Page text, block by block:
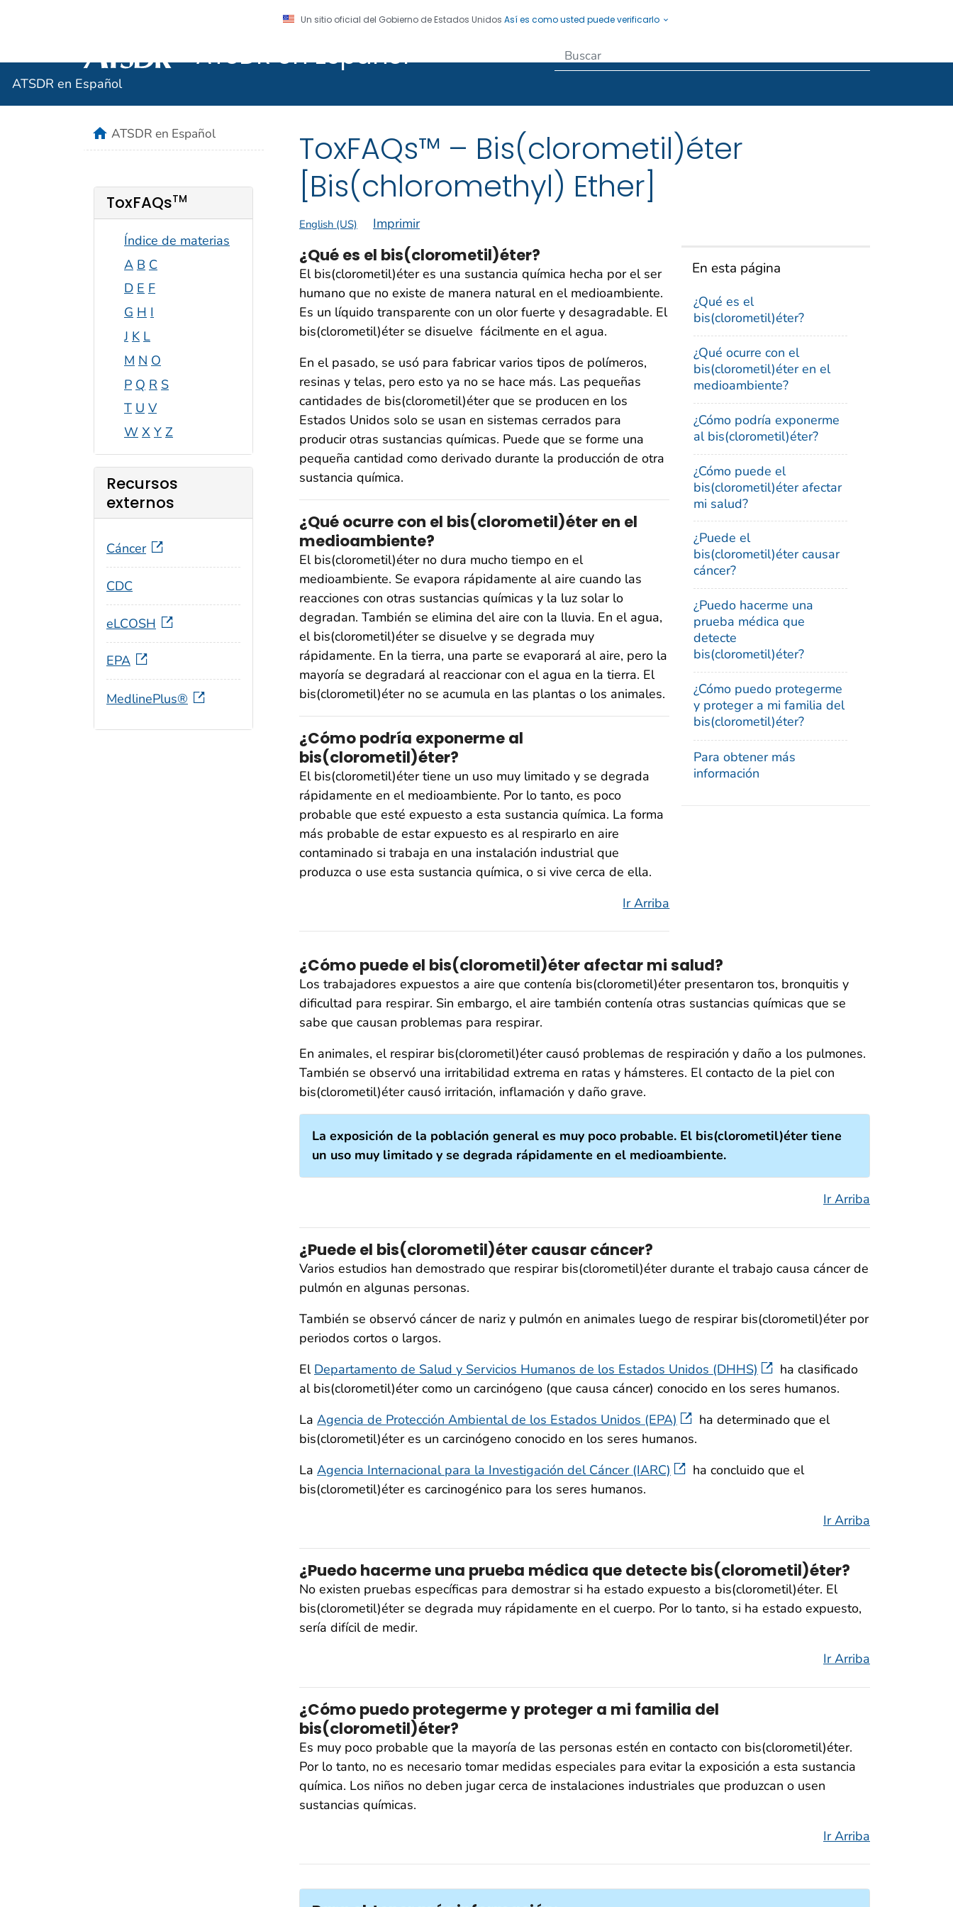
Un sitio oficial del Gobierno de Estados Unidos Así es como usted puede verificarlo
ATSDR en Español
ATSDR en Español
ToxFAQs™ – Bis(clorometil)éter
[Bis(chloromethyl) Ether]
English (US) Imprimir
En esta página
¿Qué es el
bis(clorometil)éter?
¿Qué ocurre con el
bis(clorometil)éter en el
medioambiente?
¿Cómo podría exponerme
al bis(clorometil)éter?
¿Cómo puede el
bis(clorometil)éter afectar
mi salud?
¿Puede el
bis(clorometil)éter causar
cáncer?
¿Puedo hacerme una
prueba médica que
detecte
bis(clorometil)éter?
¿Cómo puedo protegerme
y proteger a mi familia del
bis(clorometil)éter?
Para obtener más
información
¿Qué es el bis(clorometil)éter?
El bis(clorometil)éter es una sustancia química hecha por el ser
humano que no existe de manera natural en el medioambiente.
Es un líquido transparente con un olor fuerte y desagradable. El
bis(clorometil)éter se disuelve fácilmente en el agua.
En el pasado, se usó para fabricar varios tipos de polímeros,
resinas y telas, pero esto ya no se hace más. Las pequeñas
cantidades de bis(clorometil)éter que se producen en los
Estados Unidos solo se usan en sistemas cerrados para
producir otras sustancias químicas. Puede que se forme una
pequeña cantidad como derivado durante la producción de otra
sustancia química.
¿Qué ocurre con el bis(clorometil)éter en el
medioambiente?
El bis(clorometil)éter no dura mucho tiempo en el
medioambiente. Se evapora rápidamente al aire cuando las
reacciones con otras sustancias químicas y la luz solar lo
degradan. También se elimina del aire con la lluvia. En el agua,
el bis(clorometil)éter se disuelve y se degrada muy
rápidamente. En la tierra, una parte se evaporará al aire, pero la
mayoría se degradará al reaccionar con el agua en la tierra. El
bis(clorometil)éter no se acumula en las plantas o los animales.
¿Cómo podría exponerme al
bis(clorometil)éter?
El bis(clorometil)éter tiene un uso muy limitado y se degrada
rápidamente en el medioambiente. Por lo tanto, es poco
probable que esté expuesto a esta sustancia química. La forma
más probable de estar expuesto es al respirarlo en aire
contaminado si trabaja en una instalación industrial que
produzca o use esta sustancia química, o si vive cerca de ella.
Ir Arriba
¿Cómo puede el bis(clorometil)éter afectar mi salud?
Los trabajadores expuestos a aire que contenía bis(clorometil)éter presentaron tos, bronquitis y
dificultad para respirar. Sin embargo, el aire también contenía otras sustancias químicas que se
sabe que causan problemas para respirar.
En animales, el respirar bis(clorometil)éter causó problemas de respiración y daño a los pulmones.
También se observó una irritabilidad extrema en ratas y hámsteres. El contacto de la piel con
bis(clorometil)éter causó irritación, inflamación y daño grave.
La exposición de la población general es muy poco probable. El bis(clorometil)éter tiene
un uso muy limitado y se degrada rápidamente en el medioambiente.
Ir Arriba
¿Puede el bis(clorometil)éter causar cáncer?
Varios estudios han demostrado que respirar bis(clorometil)éter durante el trabajo causa cáncer de
pulmón en algunas personas.
También se observó cáncer de nariz y pulmón en animales luego de respirar bis(clorometil)éter por
periodos cortos o largos.
El Departamento de Salud y Servicios Humanos de los Estados Unidos (DHHS)
ha clasificado
al bis(clorometil)éter como un carcinógeno (que causa cáncer) conocido en los seres humanos.
La Agencia de Protección Ambiental de los Estados Unidos (EPA)
ha determinado que el
bis(clorometil)éter es un carcinógeno conocido en los seres humanos.
La Agencia Internacional para la Investigación del Cáncer (IARC)
ha concluido que el
bis(clorometil)éter es carcinogénico para los seres humanos.
Ir Arriba
¿Puedo hacerme una prueba médica que detecte bis(clorometil)éter?
No existen pruebas específicas para demostrar si ha estado expuesto a bis(clorometil)éter. El
bis(clorometil)éter se degrada muy rápidamente en el cuerpo. Por lo tanto, si ha estado expuesto,
sería difícil de medir.
Ir Arriba
¿Cómo puedo protegerme y proteger a mi familia del
bis(clorometil)éter?
Es muy poco probable que la mayoría de las personas estén en contacto con bis(clorometil)éter.
Por lo tanto, no es necesario tomar medidas especiales para evitar la exposición a esta sustancia
química. Los niños no deben jugar cerca de instalaciones industriales que produzcan o usen
sustancias químicas.
Ir Arriba
homeATSDR en Español
ToxFAQsTM
Índice de materias
A B C
D E F
G H I
J K L
M N O
P Q R S
T U V
W X Y Z
Recursos
externos
Cáncer
CDC
eLCOSH
EPA
MedlinePlus®